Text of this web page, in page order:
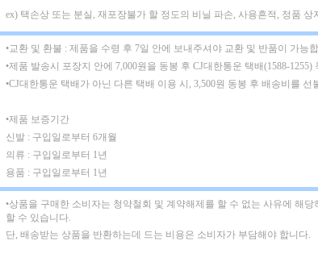
ex) 택손상 또는 분실, 재포장불가 할 정도의 비닐 파손, 사용흔적, 정품
•교환 및 환불 : 제품을 수령 후 7일 안에 보내주셔야 교환 및 반품이 가능
•제품 발송시 포장지 안에 7,000원을 동봉 후 CJ대한통운 택배(1588-
•CJ대한통운 택배가 아닌 다른 택배 이용 시, 3,500원 동봉 후 배송비를
•제품 보증기간
신발 : 구입일로부터 6개월
의류 : 구입일로부터 1년
용품 : 구입일로부터 1년
•상품을 구매한 소비자는 청약철회 및 계약해제를 할 수 없는 사유에 해
할 수 있습니다.
단, 배송받는 상품을 반환하는데 드는 비용은 소비자가 부담해야 합니다.